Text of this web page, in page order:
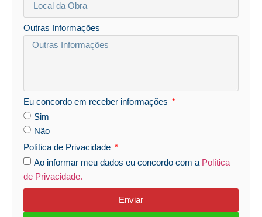
Outras Informações
Eu concordo em receber informações
Sim
Não
Política de Privacidade
Ao informar meu dados eu concordo com a Política
de Privacidade.
Enviar